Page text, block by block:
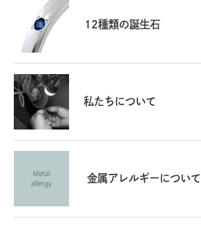
12種類の誕生石
私たちについて
金属アレルギーについて